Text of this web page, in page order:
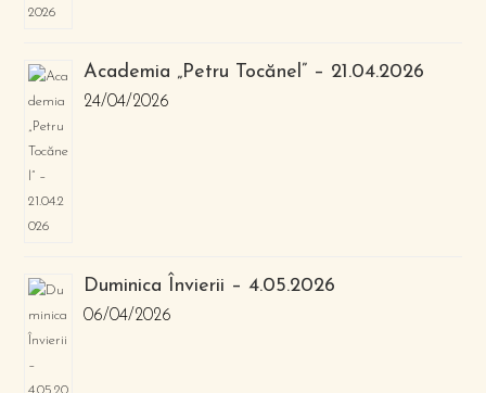
Academia „Petru Tocănel” – 21.04.2026
24/04/2026
Duminica Învierii – 4.05.2026
06/04/2026